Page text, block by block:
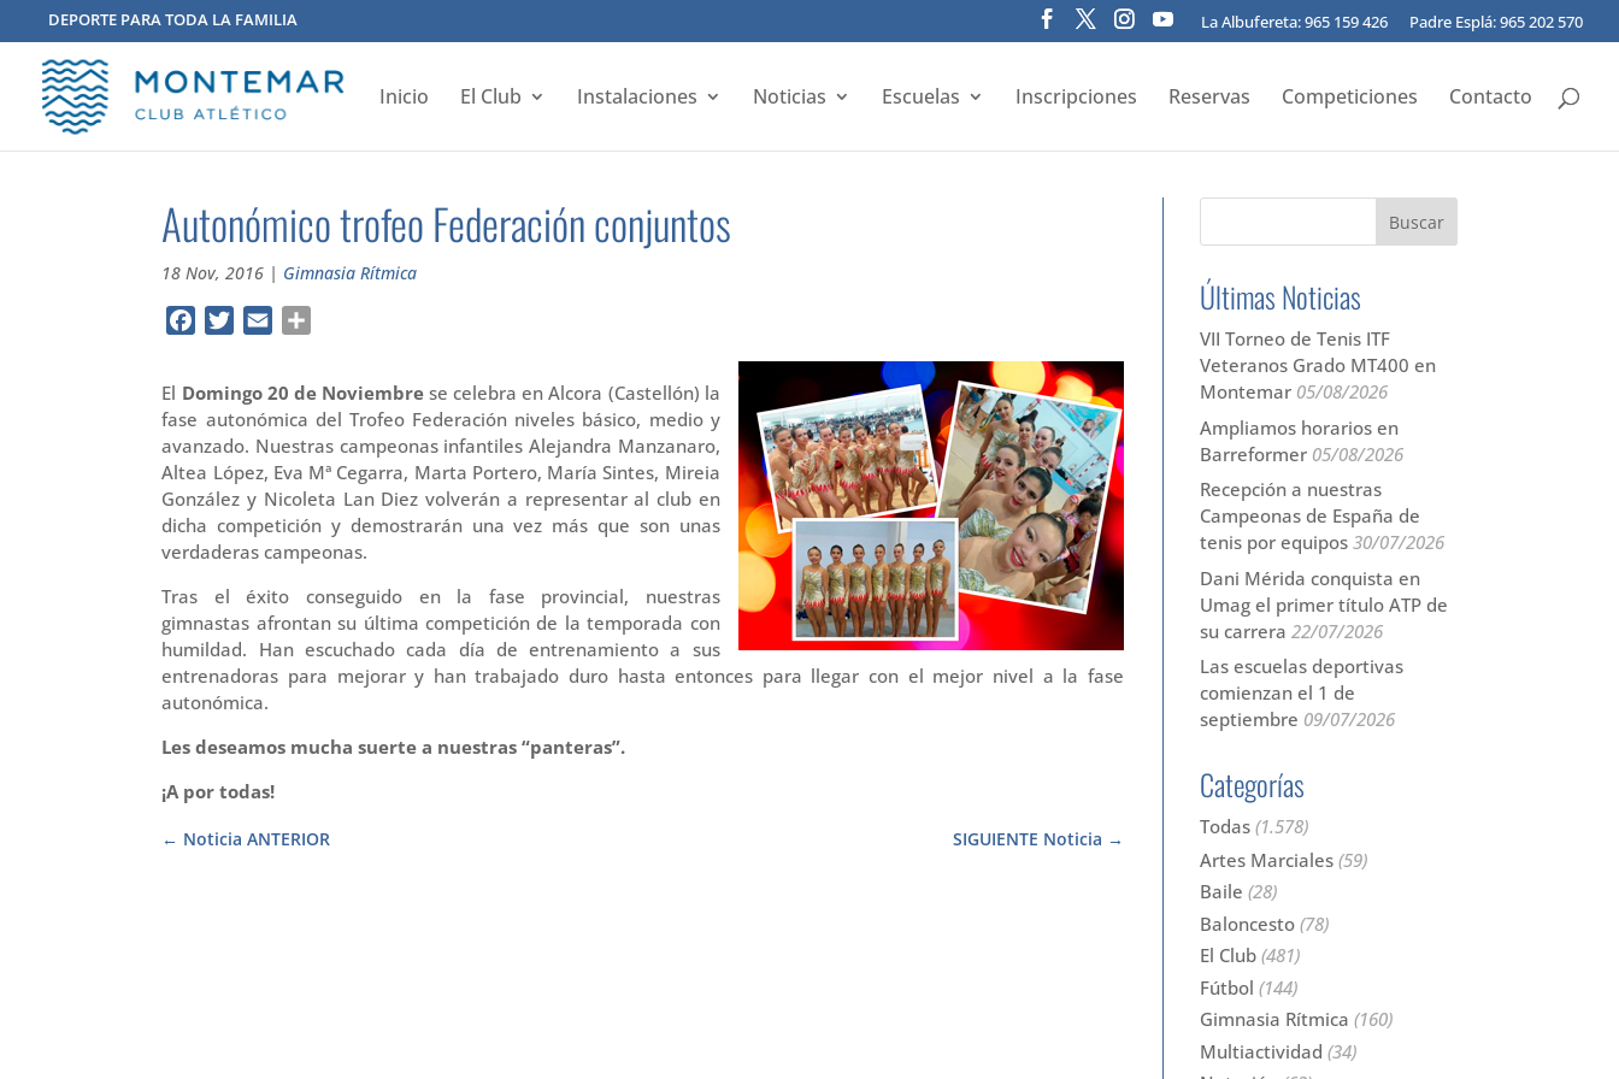
DEPORTE PARA TODA LA FAMILIA La Albufereta: 965 159 426 Padre Esplá: 965 202 570
Inicio El Club Instalaciones Noticias Escuelas Inscripciones Reservas Competiciones Contacto
Autonómico trofeo Federación conjuntos
18 Nov, 2016 | Gimnasia Rítmica
FacebookTwitterEmail
El Domingo 20 de Noviembrese celebra en Alcora (Castellón) la
fase autonómica del Trofeo Federación niveles básico, medio y
avanzado. Nuestras campeonas infantiles Alejandra Manzanaro,
Altea López, Eva Mª Cegarra, Marta Portero, María Sintes, Mireia
González y Nicoleta Lan Diez volverán a representar al club en
dicha competición y demostrarán una vez más que son unas
verdaderas campeonas.
Tras el éxito conseguido en la fase provincial, nuestras
gimnastas afrontan su última competición de la temporada con
humildad. Han escuchado cada día de entrenamiento a sus
entrenadoras para mejorar y han trabajado duro hasta entonces para llegar con el mejor nivel a la fase
autonómica.
Les deseamos mucha suerte a nuestras “panteras”.
¡A por todas!
SIGUIENTE Noticia
Noticia ANTERIOR
Últimas Noticias
VII Torneo de Tenis ITF
Veteranos Grado MT400 en
Montemar 05/08/2026
Ampliamos horarios en
Barreformer 05/08/2026
Recepción a nuestras
Campeonas de España de
tenis por equipos 30/07/2026
Dani Mérida conquista en
Umag el primer título ATP de
su carrera 22/07/2026
Las escuelas deportivas
comienzan el 1 de
septiembre 09/07/2026
Categorías
Todas(1.578)
Artes Marciales(59)
Baile (28)
Baloncesto(78)
El Club(481)
Fútbol (144)
Gimnasia Rítmica (160)
Multiactividad (34)